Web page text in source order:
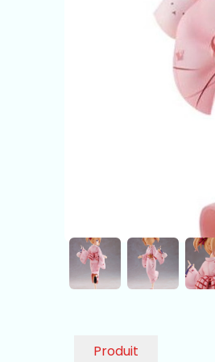
Produit